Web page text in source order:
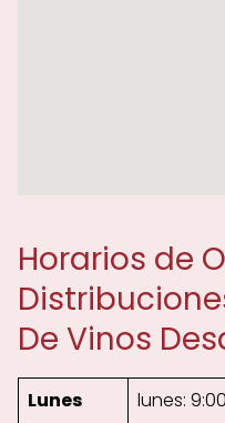
Horarios de
De Vinos
Lunes
lunes: